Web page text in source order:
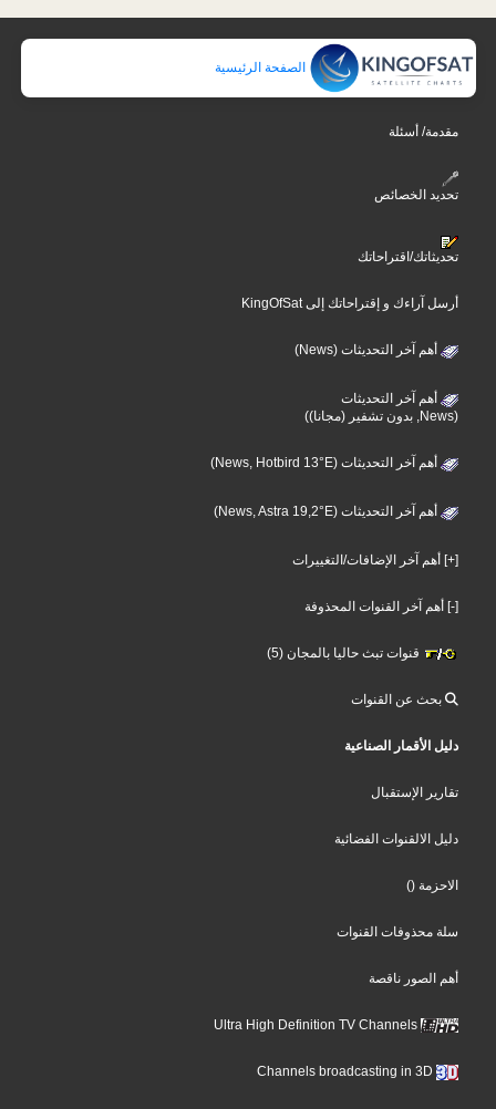
الصفحة الرئيسية
مقدمة/ أسئلة
تحديد الخصائص
تحديثاتك/اقتراحاتك
أرسل آراءك و إقتراحاتك إلى KingOfSat
أهم آخر التحديثات (News)
أهم آخر التحديثات
(News, بدون تشفير (مجانا))
أهم آخر التحديثات (News, Hotbird 13°E)
أهم آخر التحديثات (News, Astra 19,2°E)
[+] أهم آخر الإضافات/التغييرات
[-] أهم آخر القنوات المحذوفة
قنوات تبث حاليا بالمجان (5)
بحث عن القنوات
دليل الأقمار الصناعية
تقارير الإستقبال
دليل الالقنوات الفضائية
الاحزمة ()
سلة محذوفات القنوات
أهم الصور ناقصة
Ultra High Definition TV Channels